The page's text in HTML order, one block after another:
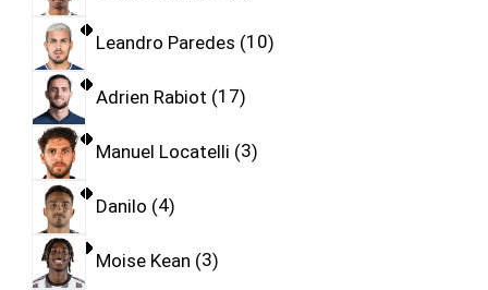
Leandro Paredes 10
Adrien Rabiot 17
Manuel Locatelli 3
Danilo 4
Moise Kean 3